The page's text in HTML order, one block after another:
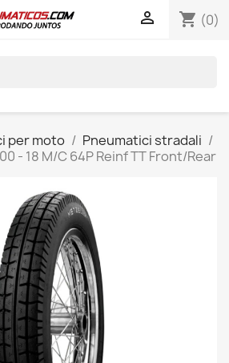
shopping_cart (0)

per moto
Pneumatici stradali
- 18 M/C 64P Reinf TT Front/Rear